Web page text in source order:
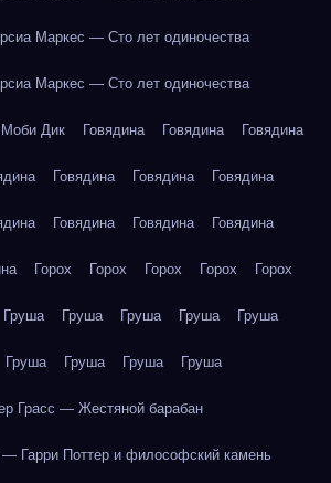
Маркес — Сто лет одиночества
Маркес — Сто лет одиночества
Дик Говядина Говядина Говядина
Говядина Говядина Говядина
Говядина Говядина Говядина
Горох Горох Горох Горох Горох
Груша Груша Груша Груша Груша
Груша Груша Груша Груша
Грасс — Жестяной барабан
Гарри Поттер и философский камень